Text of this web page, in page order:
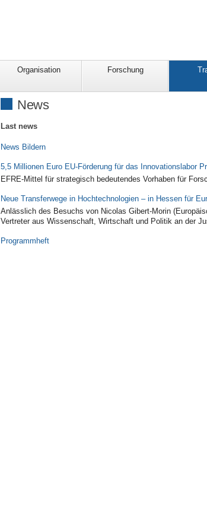
Organisation Forschung
News
Last news
News Bildern
5,5 Millionen Euro EU-Förderung für das Innovationslabor
EFRE-Mittel für strategisch bedeutendes Vorhaben für
Neue Transferwege in Hochtechnologien – in Hessen für
Anlässlich des Besuchs von Nicolas Gibert-Morin
Vertreter aus Wissenschaft, Wirtschaft und Politik an der
Programmheft